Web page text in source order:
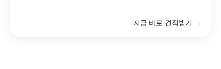
지금 바로 견적받기 →